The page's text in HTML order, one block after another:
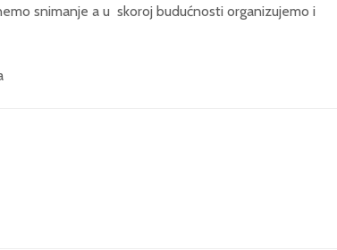
snimanje a u skoroj budućnosti organizujemo i